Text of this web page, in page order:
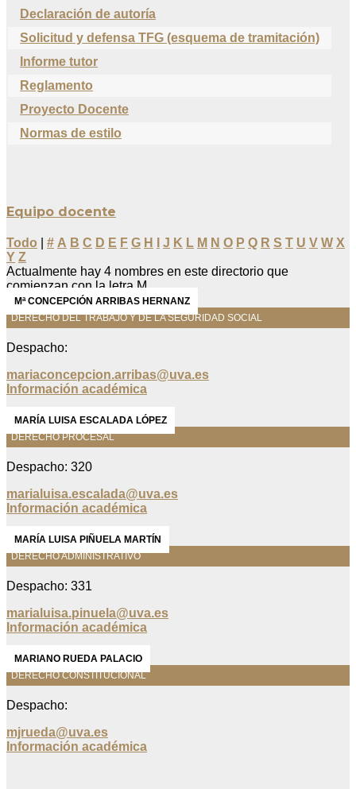
Declaración de autoría
Solicitud y defensa TFG (esquema de tramitación)
Informe tutor
Reglamento
Proyecto Docente
Normas de estilo
Equipo docente
Todo # A B C D E F G H J K L M N O P Q R S T U V W X
Y Z
Actualmente hay 4 nombres en este directorio que
comienzan con la letra M.
Mª CONCEPCIÓN ARRIBAS HERNANZ
DERECHO DEL TRABAJO Y DE LA SEGURIDAD SOCIAL
Despacho:
mariaconcepcion.arribas@uva.es
Información académica
MARÍA LUISA ESCALADA LÓPEZ
DERECHO PROCESAL
Despacho: 320
marialuisa.escalada@uva.es
Información académica
MARÍA LUISA PIÑUELA MARTÍN
DERECHO ADMINISTRATIVO
Despacho: 331
marialuisa.pinuela@uva.es
Información académica
MARIANO RUEDA PALACIO
DERECHO CONSTITUCIONAL
Despacho:
mjrueda@uva.es
Información académica